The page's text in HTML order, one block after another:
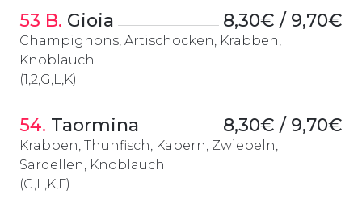
53 B. Gioia 8,30€ / 9,70€
Champignons, Artischocken, Krabben,
Knoblauch
(1,2,G,L,K)
54. Taormina 8,30€ / 9,70€
Krabben, Thunfisch, Kapern, Zwiebeln,
Sardellen, Knoblauch
(G,L,K,F)